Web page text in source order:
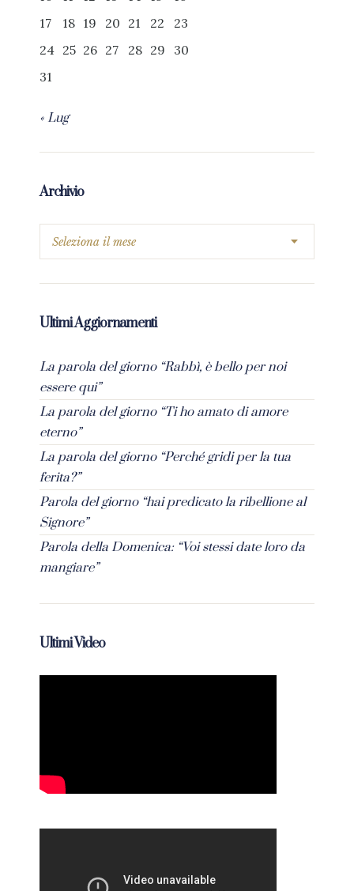
17
18 19 20 21 22
23
24 25 26 27 28 29
30
31
« Lug
Archivio
Ultimi Aggiornamenti
La parola del giorno “Rabbì, è bello per noi
essere qui”
La parola del giorno “Ti ho amato di amore
eterno”
La parola del giorno “Perché gridi per la tua
ferita?”
Parola del giorno “hai predicato la ribellione al
Signore”
Parola della Domenica: “Voi stessi date loro da
mangiare”
Ultimi Video